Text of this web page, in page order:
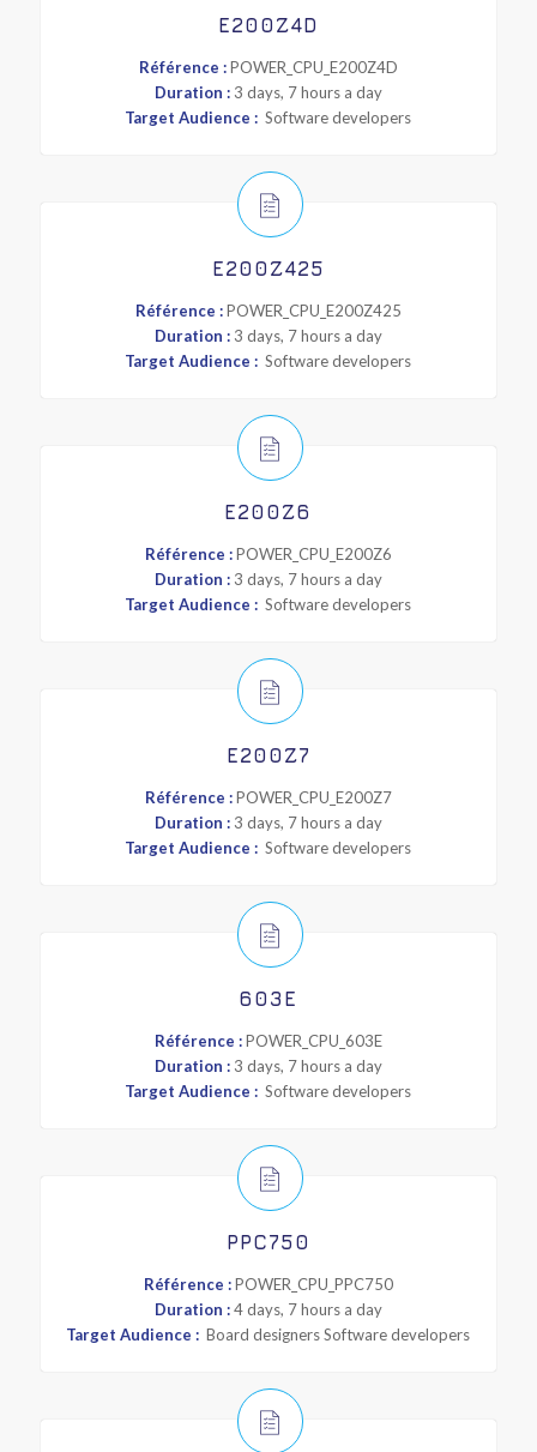
E200Z4D
Référence :POWER_CPU_E200Z4D
Duration :3 days, 7 hours a day
Target Audience :Software developers
E200Z425
Référence :POWER_CPU_E200Z425
Duration :3 days, 7 hours a day
Target Audience :Software developers
E200Z6
Référence :POWER_CPU_E200Z6
Duration :3 days, 7 hours a day
Target Audience :Software developers
E200Z7
Référence :POWER_CPU_E200Z7
Duration :3 days, 7 hours a day
Target Audience :Software developers
603E
Référence :POWER_CPU_603E
Duration :3 days, 7 hours a day
Target Audience :Software developers
PPC750
Référence :POWER_CPU_PPC750
Duration :4 days, 7 hours a day
Target Audience :Board designers Software developers